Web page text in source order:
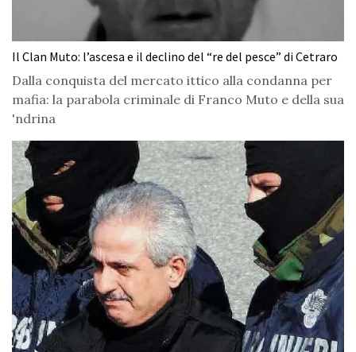
Il Clan Muto: l’ascesa e il declino del “re del pesce” di Cetraro
Dalla conquista del mercato ittico alla condanna per
mafia: la parabola criminale di Franco Muto e della sua
'ndrina